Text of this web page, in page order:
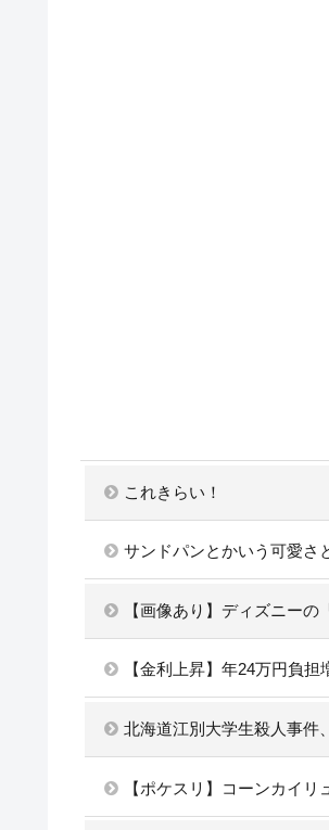
これきらい！
サンドパンとかいう可愛さ
【画像あり】ディズニー
【金利上昇】年24万円負
北海道江別大学生殺人事件
【ポケスリ】コーンカイ